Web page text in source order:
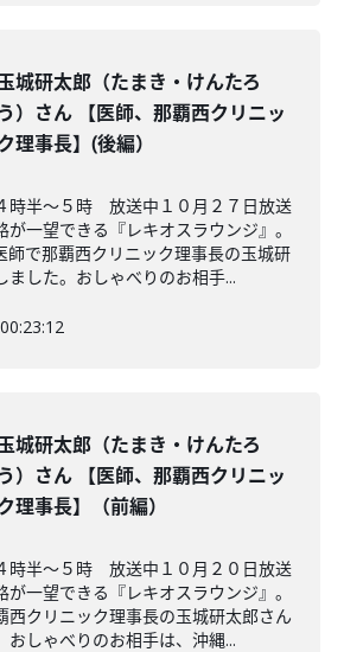
城研太郎（たまき・けんたろ
う）さん 【医師、那覇西クリニッ
理事長】(後編）
半～５時 放送中１０月２７日放送
一望できる『レキオスラウンジ』。
師で那覇西クリニック理事長の玉城研
ました。おしゃべりのお相手...
00:23:12
城研太郎（たまき・けんたろ
う）さん 【医師、那覇西クリニッ
理事長】（前編）
半～５時 放送中１０月２０日放送
一望できる『レキオスラウンジ』。
西クリニック理事長の玉城研太郎さん
おしゃべりのお相手は、沖縄...